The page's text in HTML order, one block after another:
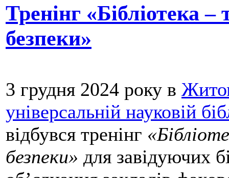
Тренінг «Бібліотека –
безпеки»
3 грудня 2024 року в
універсальній науковій
відбувся тренінг
безпеки» для завідуючих